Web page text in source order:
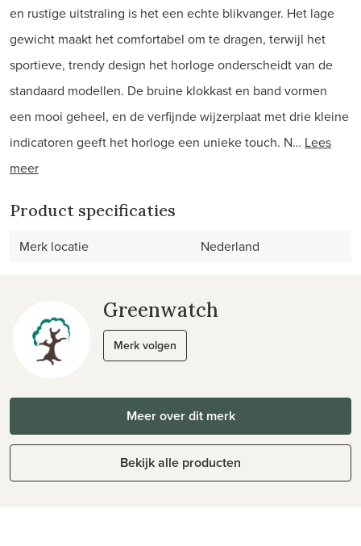
en rustige uitstraling is het een echte blikvanger. Het lage
gewicht maakt het comfortabel om te dragen, terwijl het
sportieve, trendy design het horloge onderscheidt van de
standaard modellen. De bruine klokkast en band vormen
een mooi geheel, en de verfijnde wijzerplaat met drie kleine
indicatoren geeft het horloge een unieke touch. N… Lees
meer
Product specificaties
Merk locatie Nederland
Greenwatch
Merk volgen
Meer over dit merk
Bekijk alle producten